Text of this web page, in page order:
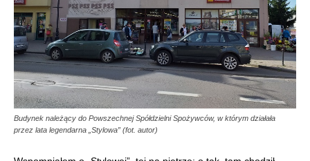
Budynek należący do Powszechnej Spółdzielni Spożywców, w którym działała
przez lata legendarna „Stylowa” (fot. autor)